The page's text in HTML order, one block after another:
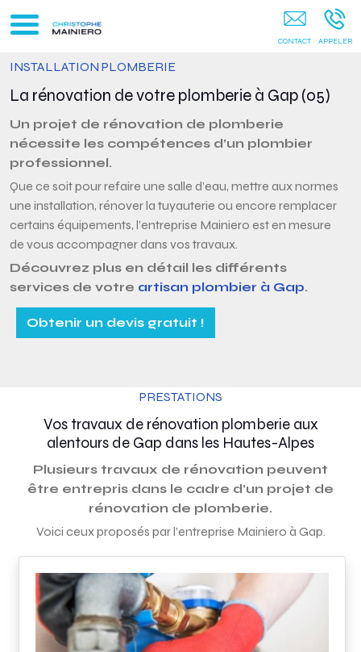
INSTALLATION PLOMBERIE
La rénovation de votre plomberie à Gap (05)
Un projet de rénovation de plomberie
nécessite les compétences d’un plombier
professionnel.
Que ce soit pour refaire une salle d’eau, mettre aux normes
une installation, rénover la tuyauterie ou encore remplacer
certains équipements, l’entreprise Mainiero est en mesure
de vous accompagner dans vos travaux.
Découvrez plus en détail les différents
services de votre artisan plombier à Gap.
Obtenir un devis gratuit !
PRESTATIONS
Vos travaux de rénovation plomberie aux
alentours de Gap dans les Hautes-Alpes
Plusieurs travaux de rénovation peuvent
être entrepris dans le cadre d’un projet de
rénovation de plomberie.
Voici ceux proposés par l’entreprise Mainiero à Gap.